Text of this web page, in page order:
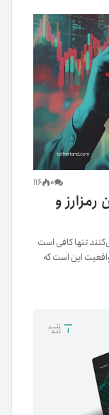
0
116
رمزارز و
تنها کافی است
این است که